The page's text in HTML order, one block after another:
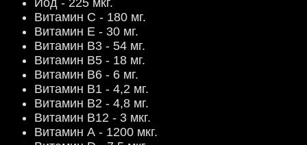
Йод - 225 мкг.
Витамин C - 180 мг.
Витамин Е - 30 мг.
Витамин В3 - 54 мг.
Витамин В5 - 18 мг.
Витамин В6 - 6 мг.
Витамин B1 - 4,2 мг.
Витамин B2 - 4,8 мг.
Витамин В12 - 3 мкг.
Витамин А - 1200 мкг.